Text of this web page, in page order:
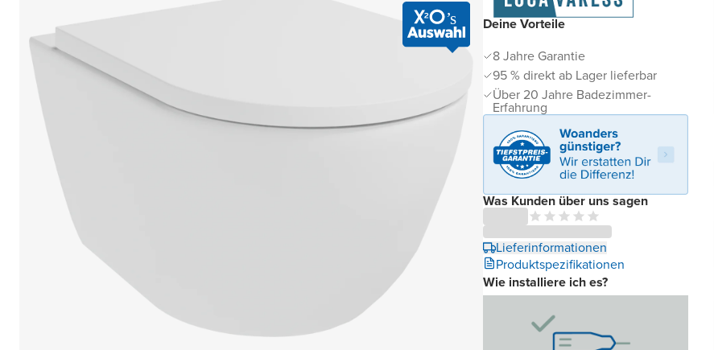
Deine Vorteile
8 Jahre Garantie
95 % direkt ab Lager lieferbar
Über 20 Jahre Badezimmer-
Erfahrung
Was Kunden über uns sagen
Lieferinformationen
Produktspezifikationen
Wie installiere ich es?